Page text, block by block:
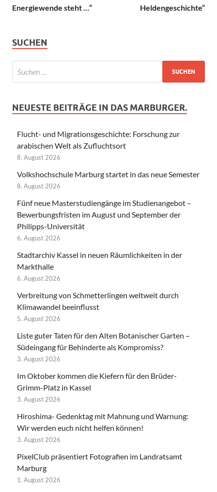
Energiewende steht …“
Heldengeschichte“
SUCHEN
NEUESTE BEITRÄGE IN DAS MARBURGER.
Flucht- und Migrationsgeschichte: Forschung zur
arabischen Welt als Zufluchtsort
8. August 2026
Volkshochschule Marburg startet in das neue Semester
8. August 2026
Fünf neue Masterstudiengänge im Studienangebot –
Bewerbungsfristen im August und September der
Philipps-Universität
6. August 2026
Stadtarchiv Kassel in neuen Räumlichkeiten in der
Markthalle
6. August 2026
Verbreitung von Schmetterlingen weltweit durch
Klimawandel beeinflusst
5. August 2026
Liste guter Taten für den Alten Botanischer Garten –
Südeingang für Behinderte als Kompromiss?
3. August 2026
Im Oktober kommen die Kiefern für den Brüder-
Grimm-Platz in Kassel
3. August 2026
Hiroshima- Gedenktag mit Mahnung und Warnung:
Wir werden euch nicht helfen können!
3. August 2026
PixelClub präsentiert Fotografien im Landratsamt
Marburg
1. August 2026